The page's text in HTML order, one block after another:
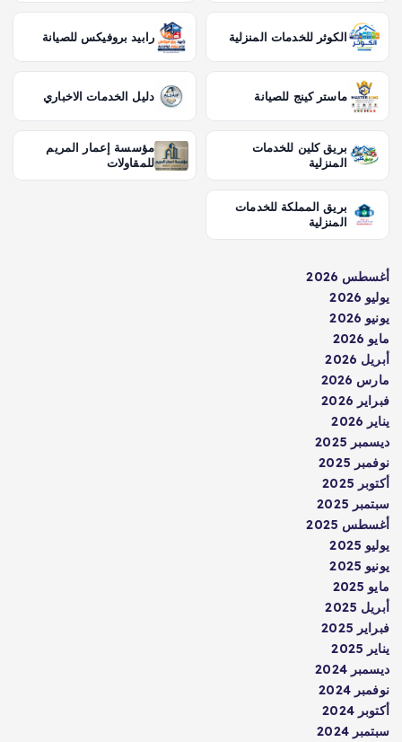
الكوثر للخدمات المنزلية رابيد بروفيكس للصيانة
ماستر كينج للصيانة دليل الخدمات الاخباري
بريق كلين للخدمات
المنزلية
مؤسسة إعمار المريم
للمقاولات
بريق المملكة للخدمات
المنزلية
أغسطس 2026
يوليو 2026
يونيو 2026
مايو 2026
أبريل 2026
مارس 2026
فبراير 2026
يناير 2026
ديسمبر 2025
نوفمبر 2025
أكتوبر 2025
سبتمبر 2025
أغسطس 2025
يوليو 2025
يونيو 2025
مايو 2025
أبريل 2025
فبراير 2025
يناير 2025
ديسمبر 2024
نوفمبر 2024
أكتوبر 2024
سبتمبر 2024